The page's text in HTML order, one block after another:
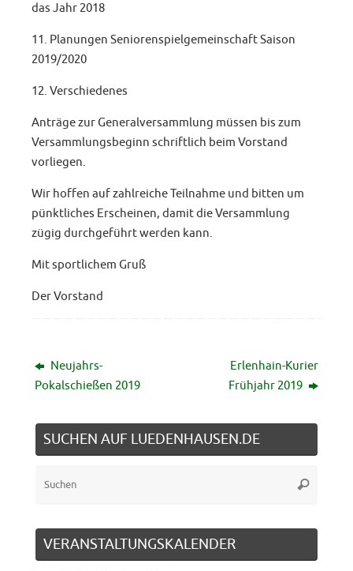
das Jahr 2018
11. Planungen Seniorenspielgemeinschaft Saison
2019/2020
12. Verschiedenes
Anträge zur Generalversammlung müssen bis zum
Versammlungsbeginn schriftlich beim Vorstand
vorliegen.
Wir hoffen auf zahlreiche Teilnahme und bitten um
pünktliches Erscheinen, damit die Versammlung
zügig durchgeführt werden kann.
Mit sportlichem Gruß
Der Vorstand
Neujahrs-
Pokalschießen 2019
Erlenhain-Kurier
Frühjahr 2019
SUCHEN AUF LUEDENHAUSEN.DE
Suchen
VERANSTALTUNGSKALENDER